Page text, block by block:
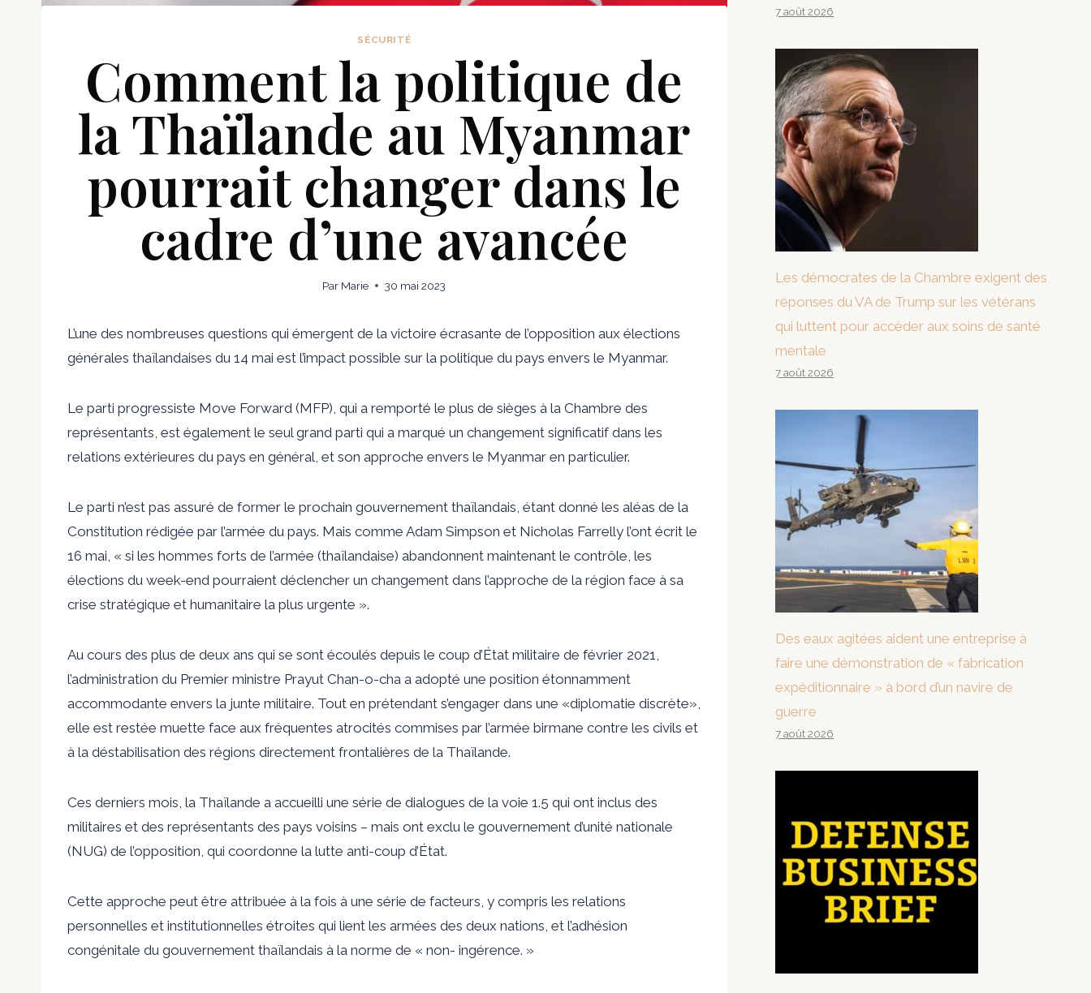
SÉCURITÉ
Comment la politique de
la Thaïlande au Myanmar
pourrait changer dans le
cadre d’une avancée
Par Marie 30 mai 2023
L’une des nombreuses questions qui émergent de la victoire écrasante de l’opposition aux élections
générales thaïlandaises du 14 mai est l’impact possible sur la politique du pays envers le Myanmar.
Le parti progressiste Move Forward (MFP), qui a remporté le plus de sièges à la Chambre des
représentants, est également le seul grand parti qui a marqué un changement significatif dans les
relations extérieures du pays en général, et son approche envers le Myanmar en particulier.
Le parti n’est pas assuré de former le prochain gouvernement thaïlandais, étant donné les aléas de la
Constitution rédigée par l’armée du pays. Mais comme Adam Simpson et Nicholas Farrelly l’ont écrit le
16 mai, « si les hommes forts de l’armée (thaïlandaise) abandonnent maintenant le contrôle, les
élections du week-end pourraient déclencher un changement dans l’approche de la région face à sa
crise stratégique et humanitaire la plus urgente ».
Au cours des plus de deux ans qui se sont écoulés depuis le coup d’État militaire de février 2021,
l’administration du Premier ministre Prayut Chan-o-cha a adopté une position étonnamment
accommodante envers la junte militaire. Tout en prétendant s’engager dans une «diplomatie discrète»,
elle est restée muette face aux fréquentes atrocités commises par l’armée birmane contre les civils et
à la déstabilisation des régions directement frontalières de la Thaïlande.
Ces derniers mois, la Thaïlande a accueilli une série de dialogues de la voie 1.5 qui ont inclus des
militaires et des représentants des pays voisins – mais ont exclu le gouvernement d’unité nationale
(NUG) de l’opposition, qui coordonne la lutte anti-coup d’État.
Cette approche peut être attribuée à la fois à une série de facteurs, y compris les relations
personnelles et institutionnelles étroites qui lient les armées des deux nations, et l’adhésion
congénitale du gouvernement thaïlandais à la norme de « non- ingérence. »
7 août 2026
Les démocrates de la Chambre exigent des
réponses du VA de Trump sur les vétérans
qui luttent pour accéder aux soins de santé
mentale
7 août 2026
Des eaux agitées aident une entreprise à
faire une démonstration de « fabrication
expéditionnaire » à bord d’un navire de
guerre
7 août 2026